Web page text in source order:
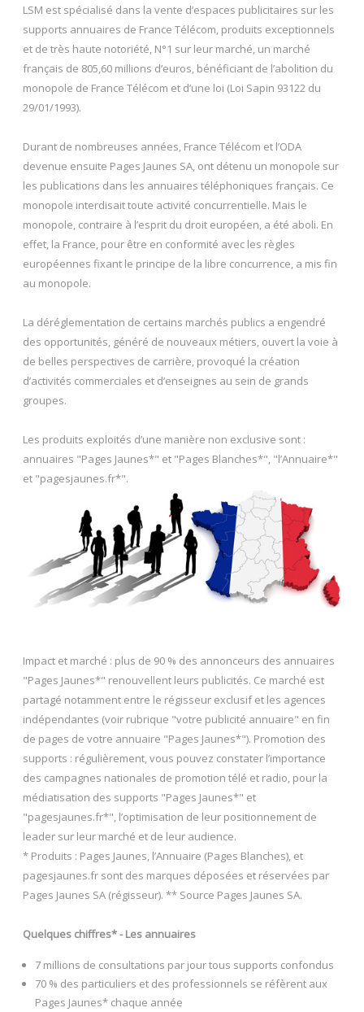
LSM est spécialisé dans la vente d’espaces publicitaires sur les
supports annuaires de France Télécom, produits exceptionnels
et de très haute notoriété, N°1 sur leur marché, un marché
français de 805,60 millions d’euros, bénéficiant de l’abolition du
monopole de France Télécom et d’une loi (Loi Sapin 93122 du
29/01/1993).
Durant de nombreuses années, France Télécom et l’ODA
devenue ensuite Pages Jaunes SA, ont détenu un monopole sur
les publications dans les annuaires téléphoniques français. Ce
monopole interdisait toute activité concurrentielle. Mais le
monopole, contraire à l’esprit du droit européen, a été aboli. En
effet, la France, pour être en conformité avec les règles
européennes fixant le principe de la libre concurrence, a mis fin
au monopole.
La déréglementation de certains marchés publics a engendré
des opportunités, généré de nouveaux métiers, ouvert la voie à
de belles perspectives de carrière, provoqué la création
d’activités commerciales et d’enseignes au sein de grands
groupes.
Les produits exploités d’une manière non exclusive sont :
annuaires "Pages Jaunes*" et "Pages Blanches*", "l’Annuaire*"
et "pagesjaunes.fr*".
Impact et marché : plus de 90 % des annonceurs des annuaires
"Pages Jaunes*" renouvellent leurs publicités. Ce marché est
partagé notamment entre le régisseur exclusif et les agences
indépendantes (voir rubrique "votre publicité annuaire" en fin
de pages de votre annuaire "Pages Jaunes*"). Promotion des
supports : régulièrement, vous pouvez constater l’importance
des campagnes nationales de promotion télé et radio, pour la
médiatisation des supports "Pages Jaunes*" et
"pagesjaunes.fr*", l’optimisation de leur positionnement de
leader sur leur marché et de leur audience.
* Produits : Pages Jaunes, l’Annuaire (Pages Blanches), et
pagesjaunes.fr sont des marques déposées et réservées par
Pages Jaunes SA (régisseur). ** Source Pages Jaunes SA.
Quelques chiffres* - Les annuaires
7 millions de consultations par jour tous supports confondus
70 % des particuliers et des professionnels se réfèrent aux
Pages Jaunes* chaque année